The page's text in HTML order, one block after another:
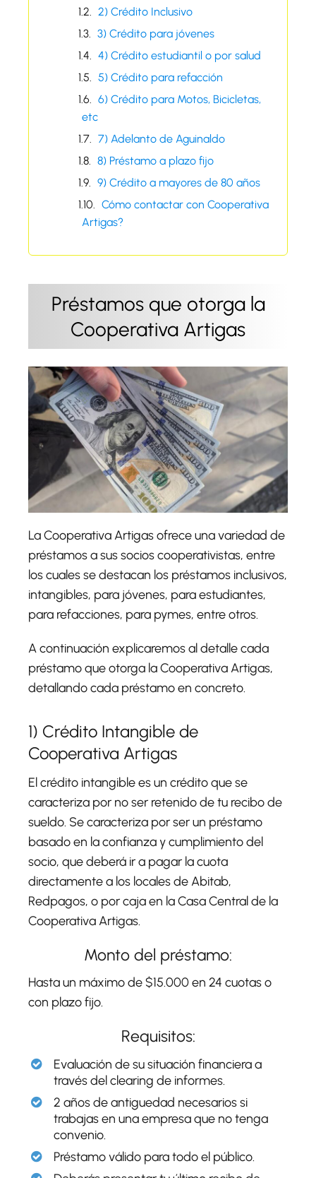
2) Crédito Inclusivo
3) Crédito para jóvenes
4) Crédito estudiantil o por salud
5) Crédito para refacción
6) Crédito para Motos, Bicicletas,
etc
7) Adelanto de Aguinaldo
8) Préstamo a plazo fijo
9) Crédito a mayores de 80 años
Cómo contactar con Cooperativa
Artigas?
Préstamos que otorga la
Cooperativa Artigas
La Cooperativa Artigas ofrece una variedad de
préstamos a sus socios cooperativistas, entre
los cuales se destacan los préstamos inclusivos,
intangibles, para jóvenes, para estudiantes,
para refacciones, para pymes, entre otros.
A continuación explicaremos al detalle cada
préstamo que otorga la Cooperativa Artigas,
detallando cada préstamo en concreto.
1) Crédito Intangible de
Cooperativa Artigas
El crédito intangible es un crédito que se
caracteriza por no ser retenido de tu recibo de
sueldo. Se caracteriza por ser un préstamo
basado en la confianza y cumplimiento del
socio, que deberá ir a pagar la cuota
directamente a los locales de Abitab,
Redpagos, o por caja en la Casa Central de la
Cooperativa Artigas.
Monto del préstamo:
Hasta un máximo de $15.000 en 24 cuotas o
con plazo fijo.
Requisitos:
Evaluación de su situación financiera a
través del clearing de informes.
2 años de antiguedad necesarios si
trabajas en una empresa que no tenga
convenio.
Préstamo válido para todo el público.